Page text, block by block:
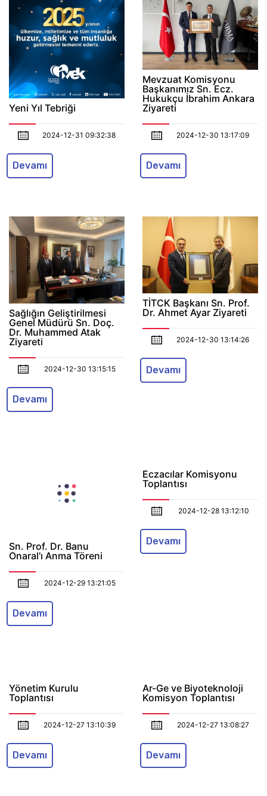
Yeni Yıl Tebriği
2024-12-31 09:32:38
Devamı
Mevzuat Komisyonu
Başkanımız Sn. Ecz.
Hukukçu İbrahim Ankara
Ziyareti
2024-12-30 13:17:09
Devamı
Sağlığın Geliştirilmesi
Genel Müdürü Sn. Doç.
Dr. Muhammed Atak
Ziyareti
2024-12-30 13:15:15
Devamı
TİTCK Başkanı Sn. Prof.
Dr. Ahmet Ayar Ziyareti
2024-12-30 13:14:26
Devamı
Sn. Prof. Dr. Banu
Devamı
Eczacılar Komisyonu
Toplantısı
2024-12-28 13:12:10
Devamı
Yönetim Kurulu
Toplantısı
Ar-Ge ve Biyoteknoloji
Komisyon Toplantısı